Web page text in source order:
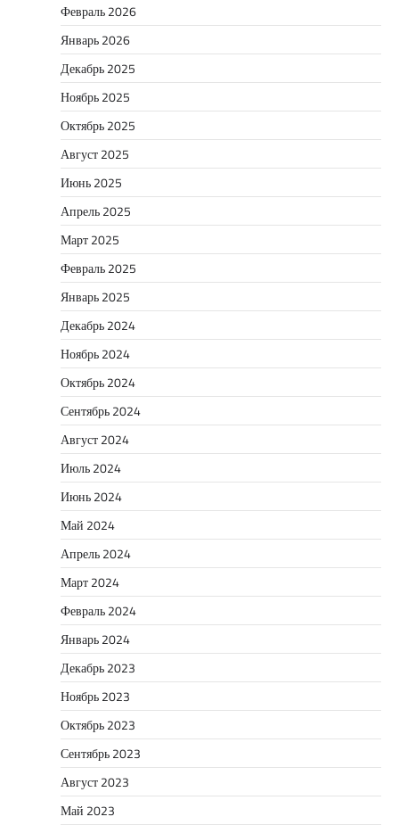
Февраль 2026
Январь 2026
Декабрь 2025
Ноябрь 2025
Октябрь 2025
Август 2025
Июнь 2025
Апрель 2025
Март 2025
Февраль 2025
Январь 2025
Декабрь 2024
Ноябрь 2024
Октябрь 2024
Сентябрь 2024
Август 2024
Июль 2024
Июнь 2024
Май 2024
Апрель 2024
Март 2024
Февраль 2024
Январь 2024
Декабрь 2023
Ноябрь 2023
Октябрь 2023
Сентябрь 2023
Август 2023
Май 2023